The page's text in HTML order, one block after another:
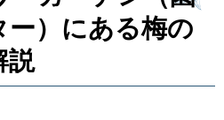
ー）にある梅の
説